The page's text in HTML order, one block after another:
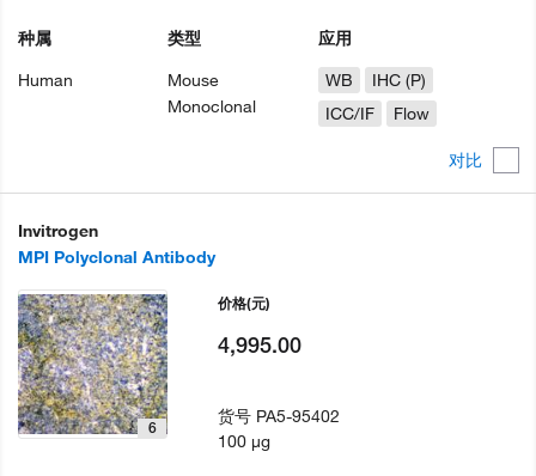
对比
种属
Human
类型
Mouse
Monoclonal
应用
WB
IHC (P)
ICC/IF
Flow
Invitrogen
MPI Polyclonal Antibody
6
价格(元)
4,995.00
货号 PA5-95402
100 µg